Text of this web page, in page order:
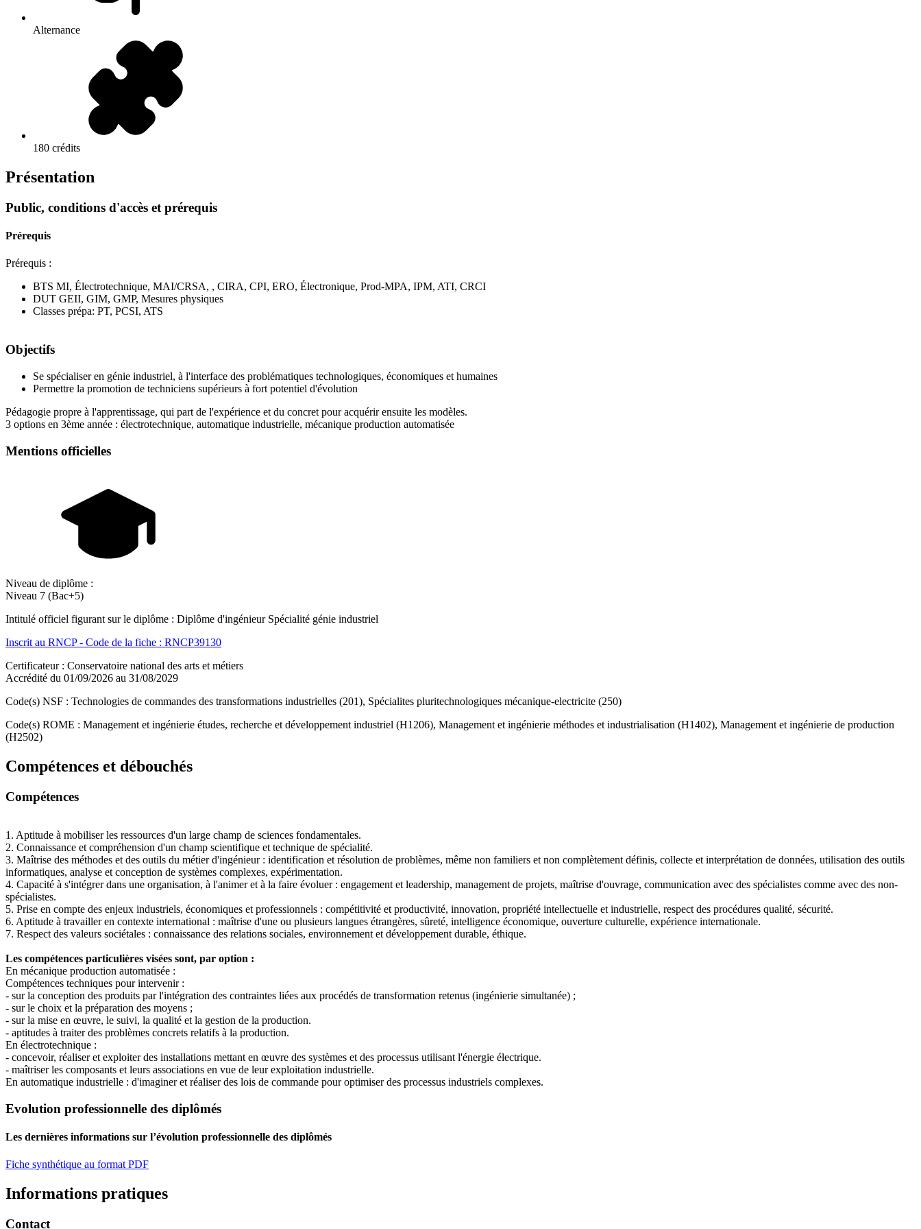
Alternance
180 crédits
Présentation
Public, conditions d'accès et prérequis
Prérequis
Prérequis :
BTS MI, Électrotechnique, MAI/CRSA, , CIRA, CPI, ERO, Électronique, Prod-MPA, IPM, ATI, CRCI
DUT GEII, GIM, GMP, Mesures physiques
Classes prépa: PT, PCSI, ATS
Objectifs
Se spécialiser en génie industriel, à l'interface des problématiques technologiques, économiques et humaines
Permettre la promotion de techniciens supérieurs à fort potentiel d'évolution
Pédagogie propre à l'apprentissage, qui part de l'expérience et du concret pour acquérir ensuite les modèles.
3 options en 3ème année : électrotechnique, automatique industrielle, mécanique production automatisée
Mentions officielles
Niveau de diplôme :
Niveau 7 (Bac+5)
Intitulé officiel figurant sur le diplôme : Diplôme d'ingénieur Spécialité génie industriel
Inscrit au RNCP - Code de la fiche : RNCP39130
Certificateur : Conservatoire national des arts et métiers
Accrédité du 01/09/2026 au 31/08/2029
Code(s) NSF : Technologies de commandes des transformations industrielles (201), Spécialites pluritechnologiques mécanique-electricite (250)
Code(s) ROME : Management et ingénierie études, recherche et développement industriel (H1206), Management et ingénierie méthodes et industrialisation (H1402), Management et ingénierie de production
(H2502)
Compétences et débouchés
Compétences
1. Aptitude à mobiliser les ressources d'un large champ de sciences fondamentales.
2. Connaissance et compréhension d'un champ scientifique et technique de spécialité.
3. Maîtrise des méthodes et des outils du métier d'ingénieur : identification et résolution de problèmes, même non familiers et non complètement définis, collecte et interprétation de données, utilisation des outils
informatiques, analyse et conception de systèmes complexes, expérimentation.
4. Capacité à s'intégrer dans une organisation, à l'animer et à la faire évoluer : engagement et leadership, management de projets, maîtrise d'ouvrage, communication avec des spécialistes comme avec des non-
spécialistes.
5. Prise en compte des enjeux industriels, économiques et professionnels : compétitivité et productivité, innovation, propriété intellectuelle et industrielle, respect des procédures qualité, sécurité.
6. Aptitude à travailler en contexte international : maîtrise d'une ou plusieurs langues étrangères, sûreté, intelligence économique, ouverture culturelle, expérience internationale.
7. Respect des valeurs sociétales : connaissance des relations sociales, environnement et développement durable, éthique.
Les compétences particulières visées sont, par option :
En mécanique production automatisée :
Compétences techniques pour intervenir :
- sur la conception des produits par l'intégration des contraintes liées aux procédés de transformation retenus (ingénierie simultanée) ;
- sur le choix et la préparation des moyens ;
- sur la mise en œuvre, le suivi, la qualité et la gestion de la production.
- aptitudes à traiter des problèmes concrets relatifs à la production.
En électrotechnique :
- concevoir, réaliser et exploiter des installations mettant en œuvre des systèmes et des processus utilisant l'énergie électrique.
- maîtriser les composants et leurs associations en vue de leur exploitation industrielle.
En automatique industrielle : d'imaginer et réaliser des lois de commande pour optimiser des processus industriels complexes.
Evolution professionnelle des diplômés
Les dernières informations sur l’évolution professionnelle des diplômés
Fiche synthétique au format PDF
Informations pratiques
Contact